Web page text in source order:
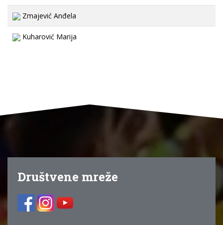
Zmajević Anđela
Kuharović Marija
Društvene mreže